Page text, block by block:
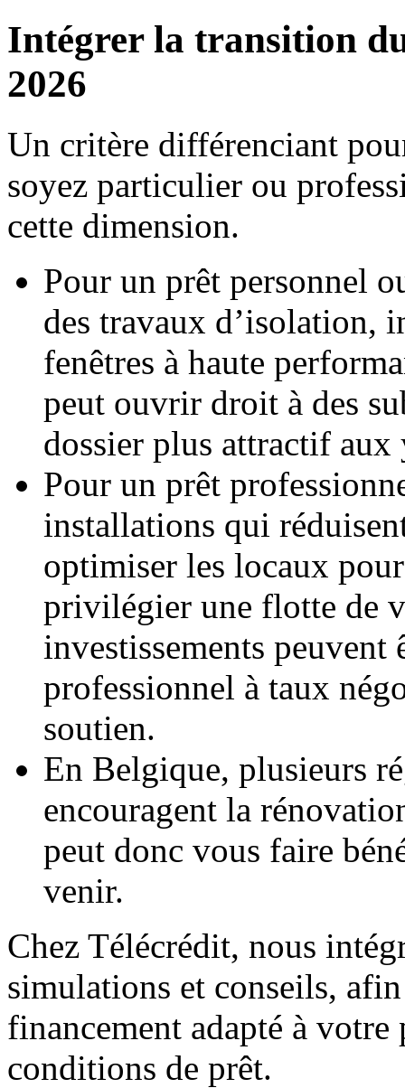
Intégrer la transition
2026
Un critère différenciant
soyez particulier ou
cette dimension.
Pour un prêt personnel
des travaux d’isolation,
fenêtres à haute
peut ouvrir droit à des
dossier plus attractif aux
Pour un prêt
installations qui
optimiser les locaux
privilégier une flotte de
investissements
professionnel à taux
soutien.
En Belgique, plusieurs
encouragent la
peut donc vous faire
venir.
Chez Télécrédit, nous
simulations et conseils,
financement adapté à
conditions de prêt.